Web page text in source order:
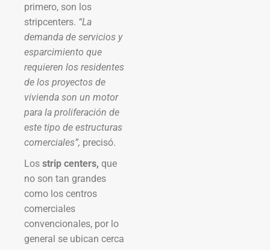
primero, son los
stripcenters. “La
demanda de servicios y
esparcimiento que
requieren los residentes
de los proyectos de
vivienda son un motor
para la proliferación de
este tipo de estructuras
comerciales”, precisó.
Los strip centers, que
no son tan grandes
como los centros
comerciales
convencionales, por lo
general se ubican cerca